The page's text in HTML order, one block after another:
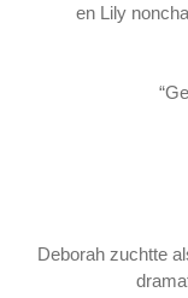
en Lily
Deborah zuchtte